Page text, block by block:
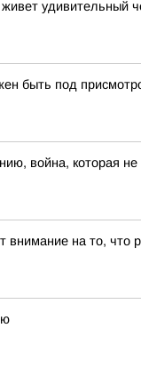
удивительный
быть под
война, которая не
внимание на то, что